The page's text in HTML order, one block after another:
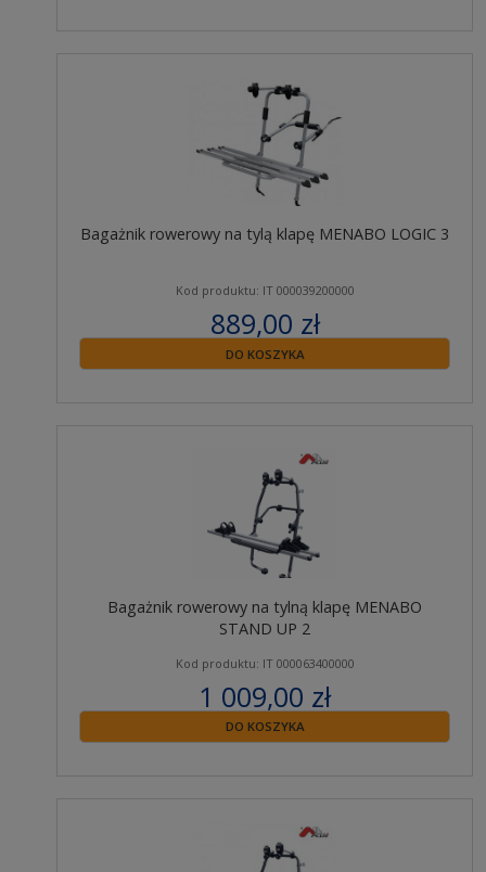
Bagażnik rowerowy na tylą klapę MENABO LOGIC 3
Kod produktu: IT 000039200000
889,00 zł
zawiera 23% VAT
DO KOSZYKA
Bagażnik rowerowy na tylną klapę MENABO
STAND UP 2
Kod produktu: IT 000063400000
1 009,00 zł
zawiera 23% VAT
DO KOSZYKA